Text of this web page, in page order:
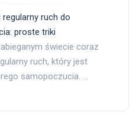
ruch do
proste triki
świecie coraz
ruch, który jest
samopoczucia. …